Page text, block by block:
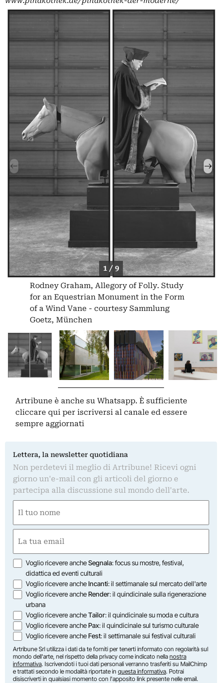
1 / 9
Rodney Graham, Allegory of Folly. Study
for an Equestrian Monument in the Form
of a Wind Vane - courtesy Sammlung
Goetz, München
Artribune è anche su Whatsapp. È sufficiente
cliccare qui per iscriversi al canale ed essere
sempre aggiornati
Lettera, la newsletter quotidiana
Non perdetevi il meglio di Artribune! Ricevi ogni
giorno un'e-mail con gli articoli del giorno e
partecipa alla discussione sul mondo dell'arte.
(Required)
First
(Required)
Opzioni
Voglio ricevere ancheSegnala: focus su mostre, festival,
didattica ed eventi culturali
Voglio ricevere ancheIncanti: il settimanale sul mercato dell'arte
Voglio ricevere ancheRender: il quindicinale sulla rigenerazione
urbana
Voglio ricevere ancheTailor: il quindicinale su moda e cultura
Voglio ricevere anchePax: il quindicinale sul turismo culturale
Voglio ricevere ancheFest: il settimanale sui festival culturali
Artribune Srl utilizza i dati da te forniti per tenerti informato con regolarità sul
mondo dell'arte, nel rispetto della privacy come indicato nella nostra
informativa. Iscrivendoti i tuoi dati personali verranno trasferiti su MailChimp
e trattati secondo le modalità riportate in questa informativa. Potrai
disiscriverti in qualsiasi momento con l'apposito link presente nelle email.